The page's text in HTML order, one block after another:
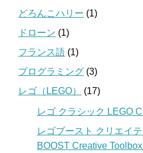
どろんこハリー (1)
ドローン (1)
フランス語 (1)
プログラミング (3)
レゴ（LEGO）
(17)
レゴ クラシック LEGO
レゴブースト クリエイ
BOOST Creative